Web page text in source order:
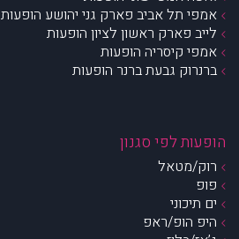
אמפי תל אביב פארק גני יהושע הופעות
לייב פארק ראשון לציון הופעות
אמפי קיסריה הופעות
ברנרוק גבעת ברנר הופעות
הופעות לפי סגנון
רוק/מטאל
פופ
ים תיכוני
היפ הופ/ראפ